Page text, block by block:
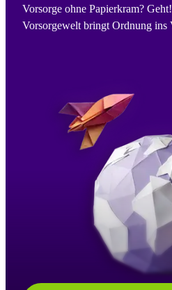
Vorsorge ohne Papierkram?
Vorsorgewelt bringt Ordnung ins